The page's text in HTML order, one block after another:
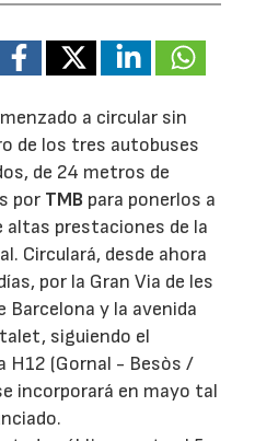
a circular sin
de los tres autobuses
de 24 metros de
por TMB para ponerlos a
altas prestaciones de la
Circulará, desde ahora
por la Gran Via de les
Barcelona y la avenida
siguiendo el
H12 (Gornal - Besòs /
incorporará en mayo tal